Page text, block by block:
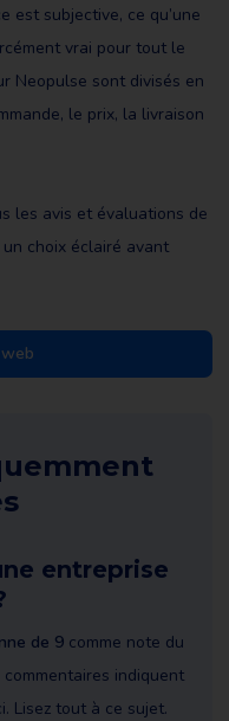
est subjective, ce qu’une
vrai pour tout le
Neopulse sont divisés en
le prix, la livraison
les avis et évaluations de
choix éclairé avant
entreprise
de 9 comme note du
indiquent
Lisez tout à ce sujet.